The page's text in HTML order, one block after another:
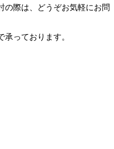
の際は、どうぞお気軽にお問
っております。